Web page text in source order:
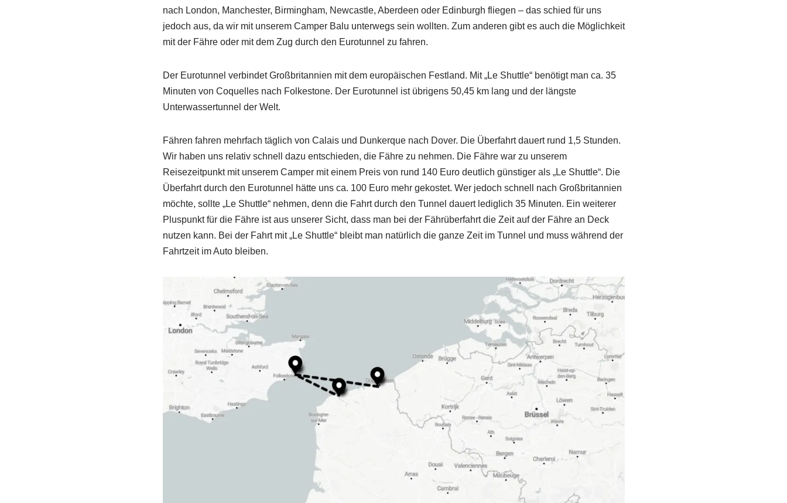
nach London, Manchester, Birmingham, Newcastle, Aberdeen oder Edinburgh fliegen – das schied für uns
jedoch aus, da wir mit unserem Camper Balu unterwegs sein wollten. Zum anderen gibt es auch die Möglichkeit
mit der Fähre oder mit dem Zug durch den Eurotunnel zu fahren.
Der Eurotunnel verbindet Großbritannien mit dem europäischen Festland. Mit „Le Shuttle“ benötigt man ca. 35
Minuten von Coquelles nach Folkestone. Der Eurotunnel ist übrigens 50,45 km lang und der längste
Unterwassertunnel der Welt.
Fähren fahren mehrfach täglich von Calais und Dunkerque nach Dover. Die Überfahrt dauert rund 1,5 Stunden.
Wir haben uns relativ schnell dazu entschieden, die Fähre zu nehmen. Die Fähre war zu unserem
Reisezeitpunkt mit unserem Camper mit einem Preis von rund 140 Euro deutlich günstiger als „Le Shuttle“. Die
Überfahrt durch den Eurotunnel hätte uns ca. 100 Euro mehr gekostet. Wer jedoch schnell nach Großbritannien
möchte, sollte „Le Shuttle“ nehmen, denn die Fahrt durch den Tunnel dauert lediglich 35 Minuten. Ein weiterer
Pluspunkt für die Fähre ist aus unserer Sicht, dass man bei der Fährüberfahrt die Zeit auf der Fähre an Deck
nutzen kann. Bei der Fahrt mit „Le Shuttle“ bleibt man natürlich die ganze Zeit im Tunnel und muss während der
Fahrtzeit im Auto bleiben.